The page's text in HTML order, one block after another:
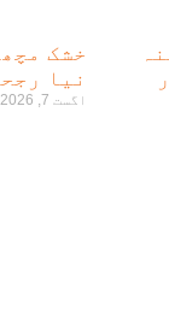
خشک
نیا
اگست 7, 2026